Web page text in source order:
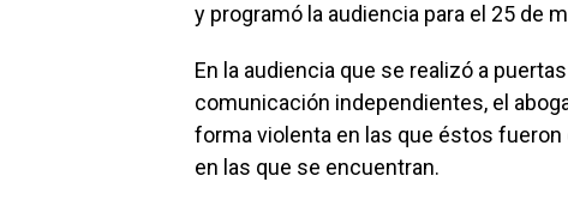
y programó la audiencia para el 25 de
En la audiencia que se realizó a
comunicación independientes, el
forma violenta en las que éstos
en las que se encuentran.